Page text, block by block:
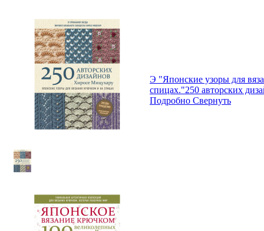
Э "Японские узоры для
спицах."250 авторских
Подробно Свернуть